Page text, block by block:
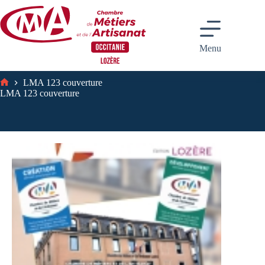
au
contenu
Menu
Accueil
LMA 123 couverture
LMA 123 couverture